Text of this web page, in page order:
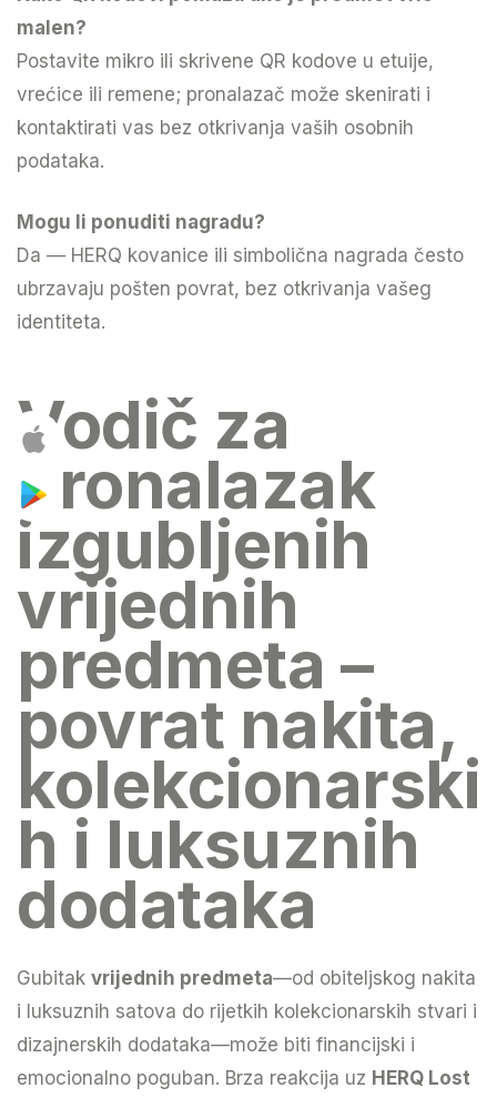
malen?
Postavite mikro ili skrivene QR kodove u etuije,
vrećice ili remene; pronalazač može skenirati i
kontaktirati vas bez otkrivanja vaših osobnih
podataka.
Mogu li ponuditi nagradu?
Da — HERQ kovanice ili simbolična nagrada često
ubrzavaju pošten povrat, bez otkrivanja vašeg
identiteta.
Vodič za
pronalazak
izgubljenih
vrijednih
predmeta –
povrat nakita,
kolekcionarski
h i luksuznih
dodataka
Gubitak vrijednih predmeta—od obiteljskog nakita
i luksuznih satova do rijetkih kolekcionarskih stvari i
dizajnerskih dodataka—može biti financijski i
emocionalno poguban. Brza reakcija uz HERQ Lost